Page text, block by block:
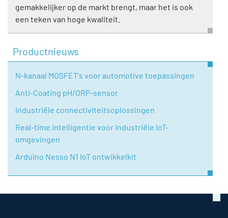
gemakkelijker op de markt brengt, maar het is ook
een teken van hoge kwaliteit.
Productnieuws
N-kanaal MOSFET's voor automotive toepassingen
Anti-Coating pH/ORP-sensor
Industriële connectiviteitsoplossingen
Real-time intelligentie voor industriële IoT-
omgevingen
Arduino Nesso N1 IoT ontwikkelkit